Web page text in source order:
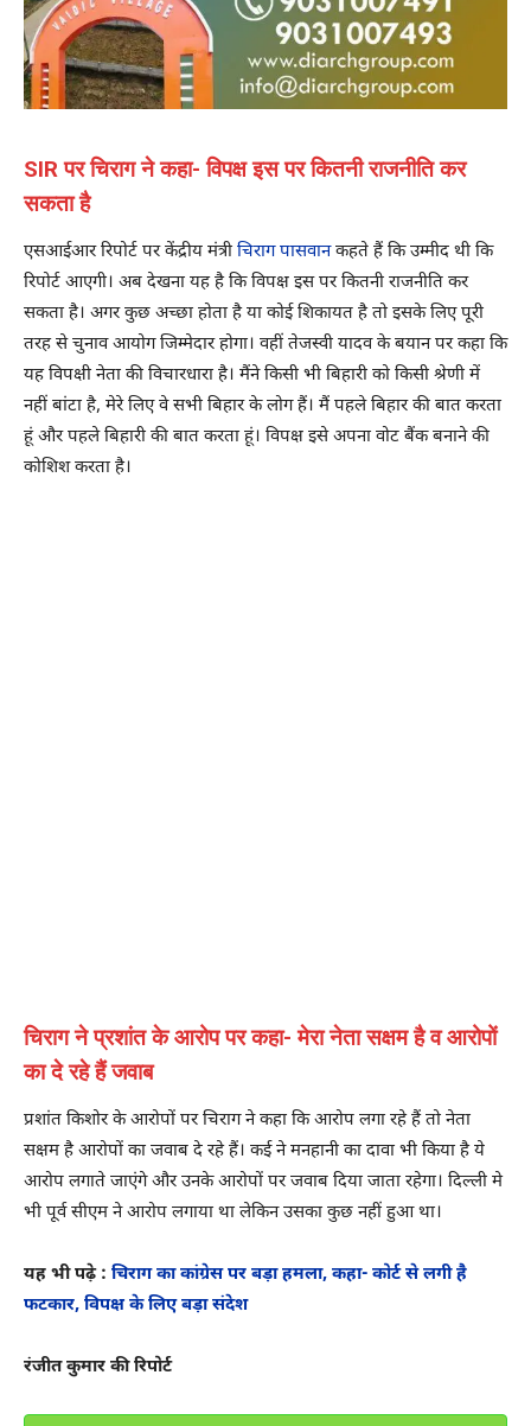
SIR पर चिराग ने कहा- विपक्ष इस पर कितनी राजनीति कर
सकता है
एसआईआर रिपोर्ट पर केंद्रीय मंत्री चिराग पासवानकहते हैं कि उम्मीद थी कि
रिपोर्ट आएगी। अब देखना यह है कि विपक्ष इस पर कितनी राजनीति कर
सकता है। अगर कुछ अच्छा होता है या कोई शिकायत है तो इसके लिए पूरी
तरह से चुनाव आयोग जिम्मेदार होगा। वहीं तेजस्वी यादव के बयान पर कहा कि
यह विपक्षी नेता की विचारधारा है। मैंने किसी भी बिहारी को किसी श्रेणी में
नहीं बांटा है, मेरे लिए वे सभी बिहार के लोग हैं। मैं पहले बिहार की बात करता
हूं और पहले बिहारी की बात करता हूं। विपक्ष इसे अपना वोट बैंक बनाने की
कोशिश करता है।
चिराग ने प्रशांत के आरोप पर कहा- मेरा नेता सक्षम है व आरोपों
का दे रहे हैं जवाब
प्रशांत किशोर के आरोपों पर चिराग ने कहा कि आरोप लगा रहे हैं तो नेता
सक्षम है आरोपों का जवाब दे रहे हैं। कई ने मनहानी का दावा भी किया है ये
आरोप लगाते जाएंगे और उनके आरोपों पर जवाब दिया जाता रहेगा। दिल्ली मे
भी पूर्व सीएम ने आरोप लगाया था लेकिन उसका कुछ नहीं हुआ था।
यह भी पढ़े : चिराग का कांग्रेस पर बड़ा हमला, कहा- कोर्ट से लगी है
फटकार, विपक्ष के लिए बड़ा संदेश
रंजीत कुमार की रिपोर्ट